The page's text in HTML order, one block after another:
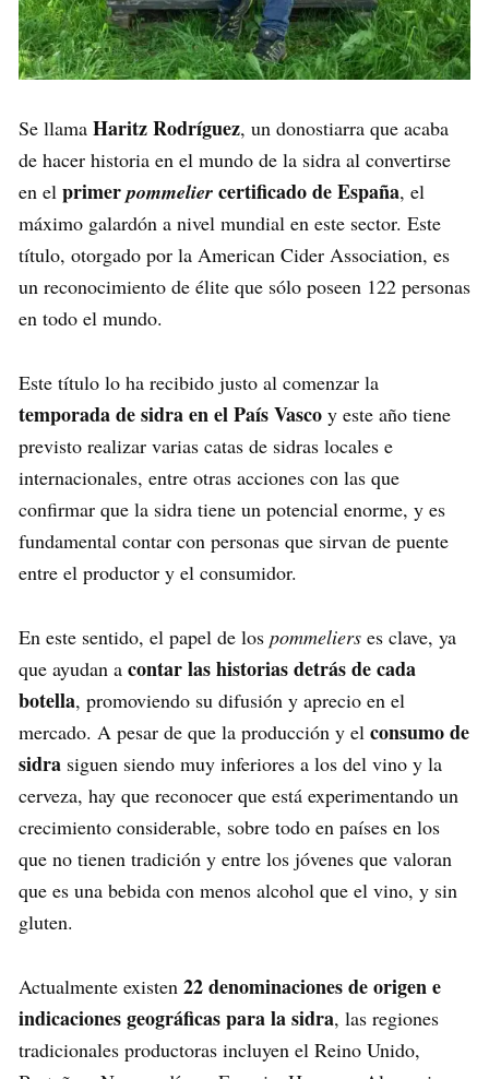
Se llama Haritz Rodríguez, un donostiarra que acaba
de hacer historia en el mundo de la sidra al convertirse
en el primerpommelier certificado de España, el
máximo galardón a nivel mundial en este sector. Este
título, otorgado por la American Cider Association, es
un reconocimiento de élite que sólo poseen 122 personas
en todo el mundo.
Este título lo ha recibido justo al comenzar la
temporada de sidra en el País Vasco y este año tiene
previsto realizar varias catas de sidras locales e
internacionales, entre otras acciones con las que
confirmar que la sidra tiene un potencial enorme, y es
fundamental contar con personas que sirvan de puente
entre el productor y el consumidor.
En este sentido, el papel de los pommeliers es clave, ya
que ayudan a contar las historias detrás de cada
botella, promoviendo su difusión y aprecio en el
mercado. A pesar de que la producción y el consumo de
sidra siguen siendo muy inferiores a los del vino y la
cerveza, hay que reconocer que está experimentando un
crecimiento considerable, sobre todo en países en los
que no tienen tradición y entre los jóvenes que valoran
que es una bebida con menos alcohol que el vino, y sin
gluten.
Actualmente existen 22 denominaciones de origen e
indicaciones geográficas para la sidra, las regiones
tradicionales productoras incluyen el Reino Unido,